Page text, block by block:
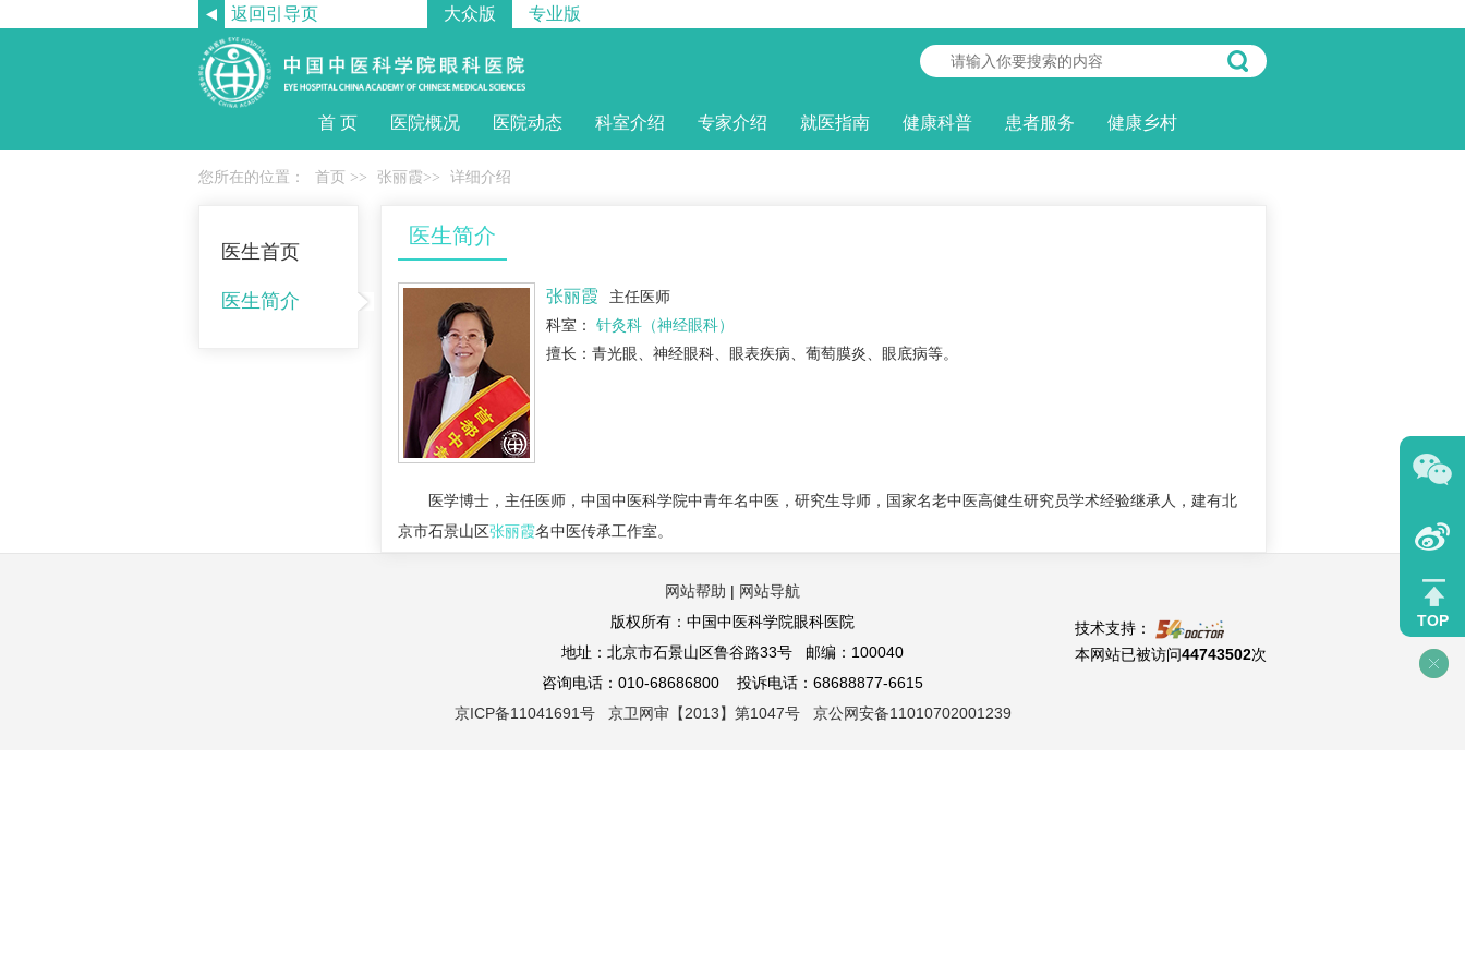
返回引导页 大众版 专业版
首 页 医院概况 医院动态 科室介绍 专家介绍 就医指南 健康科普 患者服务 健康乡村
您所在的位置： 首页 >> 张丽霞>> 详细介绍
医生首页
医生简介
医生简介
张丽霞
主任医师
科室： 针灸科（神经眼科）
擅长：青光眼、神经眼科、眼表疾病、葡萄膜炎、眼底病等。
医学博士，主任医师，中国中医科学院中青年名中医，研究生导师，国家名老中医高健生研究员学术经验继承人，建有北
京市石景山区张丽霞名中医传承工作室。
网站帮助 | 网站导航
版权所有：中国中医科学院眼科医院
地址：北京市石景山区鲁谷路33号 邮编：100040
咨询电话：010-68686800 投诉电话：68688877-6615
京ICP备11041691号 京卫网审【2013】第1047号 京公网安备11010702001239
技术支持：
本网站已被访问44743502次
TOP